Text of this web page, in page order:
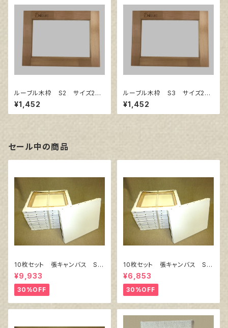
ルーブル木枠 S2 サイズ240
㎜×240㎜
¥1,452
ルーブル木枠 S3 サイズ273
㎜×273㎜
¥1,452
セール中の商品
10枚セット 張キャンバス Sn
owWhite SPC（綿・ポリエステ
ル）F8 455㎜×380㎜
¥9,933
30%OFF
10枚セット 張キャンバス Sn
owWhite SPC（綿・ポリエステ
ル）F4 333㎜×242㎜
¥6,853
30%OFF